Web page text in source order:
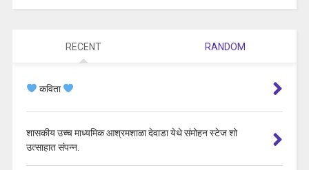
RECENT RANDOM
कविता
शासकीय उच्च माध्यमिक आश्रमशाळा देवाडा येथे संमोहन स्टेज शो
उत्साहात संपन्न.